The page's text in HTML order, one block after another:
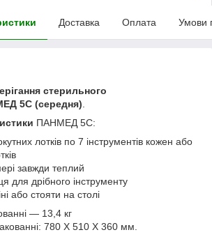
Доставка Оплата Умови
стерильного
5C (середня)
ПАНМЕД 5С:
лотків по 7 інструментів кожен або
завжди теплий
для дрібного інструменту
або стояти на столі
— 13,4 кг
780 Х 510 Х 360 мм.